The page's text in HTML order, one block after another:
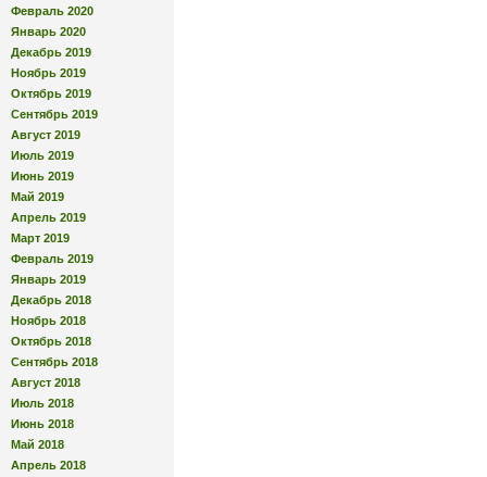
Февраль 2020
Январь 2020
Декабрь 2019
Ноябрь 2019
Октябрь 2019
Сентябрь 2019
Август 2019
Июль 2019
Июнь 2019
Май 2019
Апрель 2019
Март 2019
Февраль 2019
Январь 2019
Декабрь 2018
Ноябрь 2018
Октябрь 2018
Сентябрь 2018
Август 2018
Июль 2018
Июнь 2018
Май 2018
Апрель 2018